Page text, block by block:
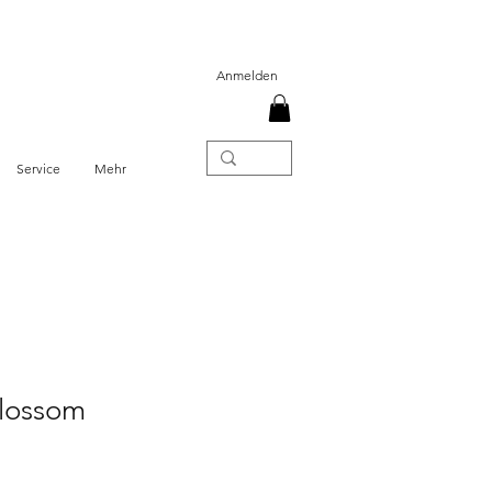
Anmelden
Service Mehr